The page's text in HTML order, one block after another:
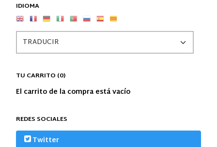
IDIOMA
TU CARRITO (0)
El carrito de la compra está vacío
REDES SOCIALES
Twitter